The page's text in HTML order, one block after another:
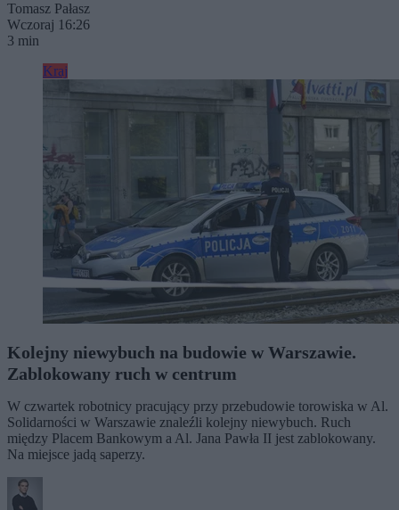
Tomasz Pałasz
Wczoraj 16:26
3 min
Kraj
Kolejny niewybuch na budowie w Warszawie.
Zablokowany ruch w centrum
W czwartek robotnicy pracujący przy przebudowie torowiska w Al.
Solidarności w Warszawie znaleźli kolejny niewybuch. Ruch
między Placem Bankowym a Al. Jana Pawła II jest zablokowany.
Na miejsce jadą saperzy.